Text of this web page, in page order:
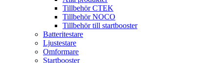
Tillbehör CTEK
Tillbehör NOCO
Tillbehör till startbooster
Batteritestare
Ljustestare
Omformare
Startbooster